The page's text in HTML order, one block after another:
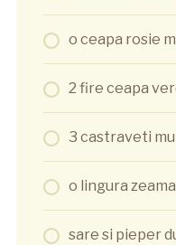
o ceapa rosie
2 fire ceapa
3 castraveti
o lingura
sare si pieper